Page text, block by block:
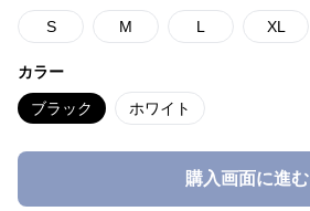
S M L XL
カラー
ブラック ホワイト
購入画面に進む